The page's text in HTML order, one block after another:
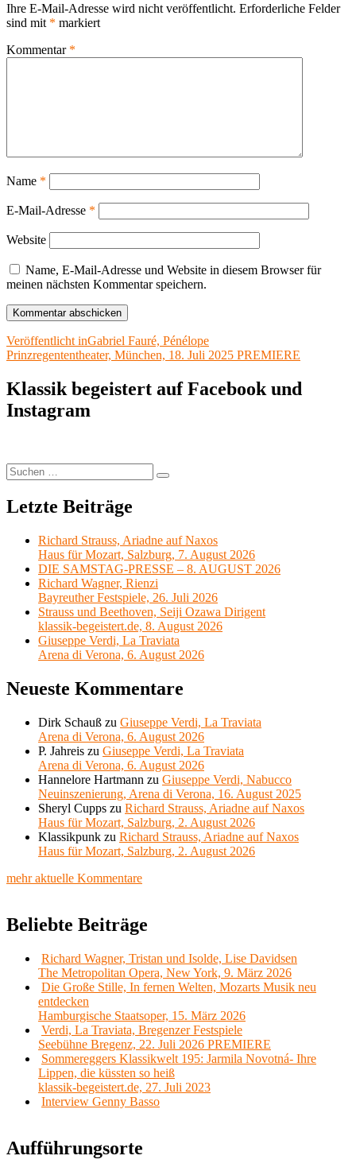
Ihre E-Mail-Adresse wird nicht veröffentlicht. Erforderliche Felder
sind mit * markiert
Kommentar *
Name *
E-Mail-Adresse *
Website
Name, E-Mail-Adresse und Website in diesem Browser für
meinen nächsten Kommentar speichern.
Beitragsnavigation
Veröffentlicht inGabriel Fauré, Pénélope
Prinzregententheater, München, 18. Juli 2025 PREMIERE
Klassik begeistert auf Facebook und
Instagram
Suchen
nach:
Suchen
Letzte Beiträge
Richard Strauss, Ariadne auf Naxos
Haus für Mozart, Salzburg, 7. August 2026
DIE SAMSTAG-PRESSE – 8. AUGUST 2026
Richard Wagner, Rienzi
Bayreuther Festspiele, 26. Juli 2026
Strauss und Beethoven, Seiji Ozawa Dirigent
klassik-begeistert.de, 8. August 2026
Giuseppe Verdi, La Traviata
Arena di Verona, 6. August 2026
Neueste Kommentare
Dirk Schauß zu Giuseppe Verdi, La Traviata
Arena di Verona, 6. August 2026
P. Jahreis zu Giuseppe Verdi, La Traviata
Arena di Verona, 6. August 2026
Hannelore Hartmann zu Giuseppe Verdi, Nabucco
Neuinszenierung, Arena di Verona, 16. August 2025
Sheryl Cupps zu Richard Strauss, Ariadne auf Naxos
Haus für Mozart, Salzburg, 2. August 2026
Klassikpunk zu Richard Strauss, Ariadne auf Naxos
Haus für Mozart, Salzburg, 2. August 2026
mehr aktuelle Kommentare
Beliebte Beiträge
Richard Wagner, Tristan und Isolde, Lise Davidsen
The Metropolitan Opera, New York, 9. März 2026
Die Große Stille, In fernen Welten, Mozarts Musik neu
entdecken
Hamburgische Staatsoper, 15. März 2026
Verdi, La Traviata, Bregenzer Festspiele
Seebühne Bregenz, 22. Juli 2026 PREMIERE
Sommereggers Klassikwelt 195: Jarmila Novotná- Ihre
Lippen, die küssten so heiß
klassik-begeistert.de, 27. Juli 2023
Interview Genny Basso
Aufführungsorte